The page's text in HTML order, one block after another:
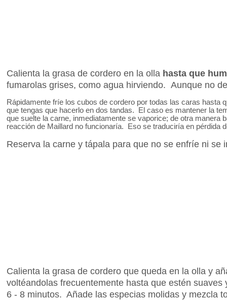
Calienta la grasa de cordero en la olla hasta que
fumarolas grises, como agua hirviendo. Aunque no
Rápidamente fríe los cubos de cordero por todas las caras hasta
que tengas que hacerlo en dos tandas. El caso es mantener la
que suelte la carne, inmediatamente se vaporice; de otra manera
reacción de Maillard no funcionaría. Eso se traduciría en pérdida
Reserva la carne y tápala para que no se enfríe ni se
Calienta la grasa de cordero que queda en la olla y
voltéandolas frecuentemente hasta que estén
6 - 8 minutos. Añade las especias molidas y mezcla